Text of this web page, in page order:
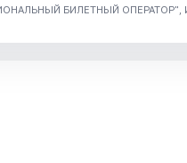
БИЛЕТНЫЙ ОПЕРАТОР",